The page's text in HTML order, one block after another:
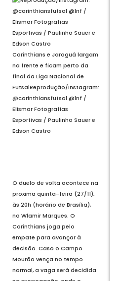
Corinthians e Jaraguá largam
na frente e ficam perto da
final da Liga Nacional de
FutsalReprodução/Instagram:
@corinthiansfutsal @lnf /
Elismar Fotografias
Esportivas / Paulinho Sauer e
Edson Castro
O duelo de volta acontece na
proxima quinta-feira (27/11),
às 20h (horário de Brasília),
no Wlamir Marques. O
Corinthians joga pelo
empate para avançar à
decisão. Caso o Campo
Mourão vença no tempo
normal, a vaga será decidida